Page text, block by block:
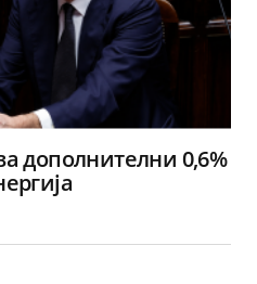
дополнителни 0,6%